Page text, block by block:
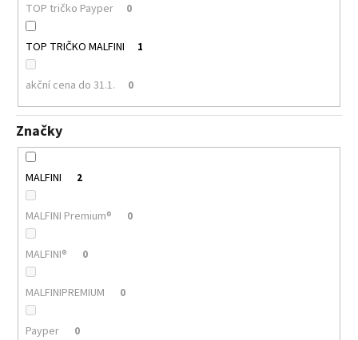
TOP tričko Payper 0
TOP TRIČKO MALFINI 1
akční cena do 31.1. 0
Značky
MALFINI 2
MALFINI Premium® 0
MALFINI® 0
MALFINIPREMIUM 0
Payper 0